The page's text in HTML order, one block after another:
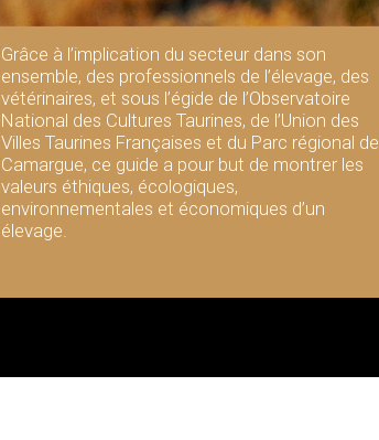
Grâce à l’implication du secteur dans son
ensemble, des professionnels de l’élevage, des
vétérinaires, et sous l’égide de l’Observatoire
National des Cultures Taurines, de l’Union des
Villes Taurines Françaises et du Parc régional de
Camargue, ce guide a pour but de montrer les
valeurs éthiques, écologiques,
environnementales et économiques d’un
élevage.